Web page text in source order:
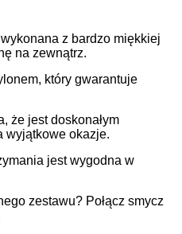
z bardzo miękkiej
na zewnątrz.
który gwarantuje
że jest doskonałym
wyjątkowe okazje.
jest wygodna w
zestawu? Połącz smycz